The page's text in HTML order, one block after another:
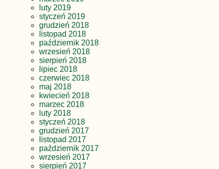
luty 2019
styczeń 2019
grudzień 2018
listopad 2018
październik 2018
wrzesień 2018
sierpień 2018
lipiec 2018
czerwiec 2018
maj 2018
kwiecień 2018
marzec 2018
luty 2018
styczeń 2018
grudzień 2017
listopad 2017
październik 2017
wrzesień 2017
sierpień 2017